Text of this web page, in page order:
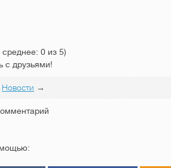
среднее: 0 из 5)
с друзьями!
Новости →